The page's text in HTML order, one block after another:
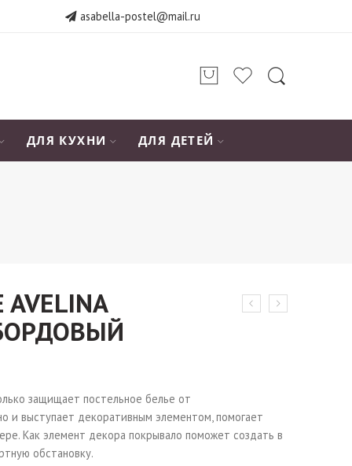
asabella-postel@mail.ru
ДЛЯ КУХНИ ДЛЯ ДЕТЕЙ
AVELINA
защищает постельное белье от
и выступает декоративным элементом, помогает
Как элемент декора покрывало поможет создать в
обстановку.